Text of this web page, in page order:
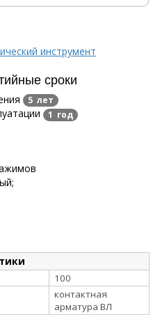
инструмент
сроки
5 лет
1 год
;
100
контактная
арматура ВЛ